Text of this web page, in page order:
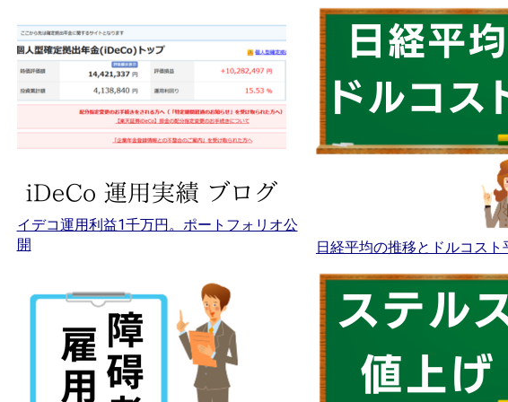
イデコ運用利益1千万円。ポートフォリオ公
開
日経平均の推移とドルコスト